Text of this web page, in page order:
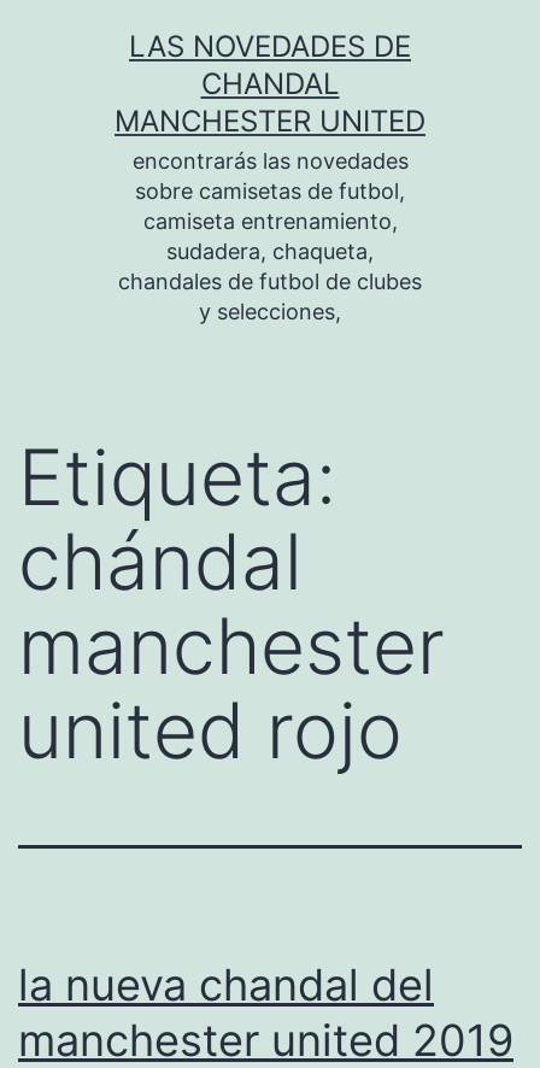
LAS NOVEDADES DE
CHANDAL
MANCHESTER UNITED
encontrarás las novedades
sobre camisetas de futbol,
camiseta entrenamiento,
sudadera, chaqueta,
chandales de futbol de clubes
y selecciones,
Etiqueta:
chándal
manchester
united rojo
la nueva chandal del
manchester united 2019